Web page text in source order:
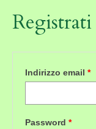
Registrati
Indirizzo email *
Password *